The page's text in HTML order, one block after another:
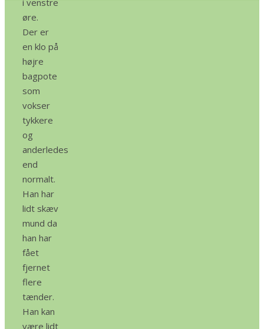
i venstre
øre.
Der er
en klo på
højre
bagpote
som
vokser
tykkere
og
anderledes
end
normalt.
Han har
lidt skæv
mund da
han har
fået
fjernet
flere
tænder.
Han kan
være lidt